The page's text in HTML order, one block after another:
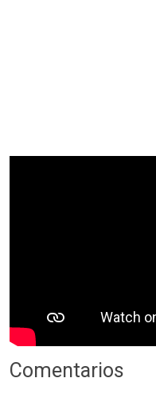
Comentarios